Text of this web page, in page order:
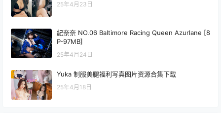
25年4月23日
紀奈奈 NO.06 Baltimore Racing Queen Azurlane [8
P-97MB]
25年4月24日
Yuka 制服美腿福利写真图片资源合集下载
25年4月18日